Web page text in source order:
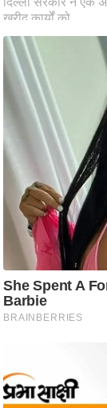
र्म
ज्यो
ति
ष
मा
/
ध
र्म
स्थ
ल
व्र
हा
र